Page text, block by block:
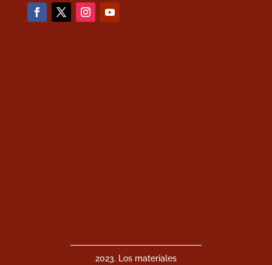
2023. Los materiales